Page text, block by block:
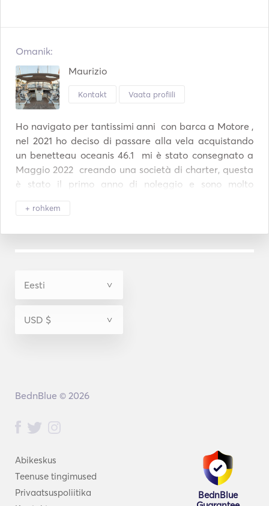
Omanik:
Maurizio
Kontakt Vaata profiili
Ho navigato per tantissimi anni  con barca a Motore ,
nel 2021 ho deciso di passare alla vela acquistando
un benetteau oceanis 46.1  mi è stato consegnato a
Maggio 2022  creando una società di charter, questa
è stato il primo anno di noleggio e sono molto
moltissime offerte per navigare sulle nostre coste e le
+ rohkem
Abikeskus
Teenuse tingimused
Privaatsuspoliitika
BednBlue
BednBlue © 2026